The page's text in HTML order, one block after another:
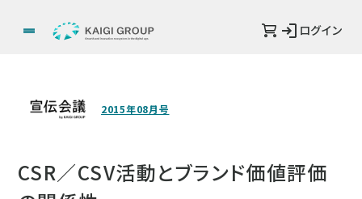
ログイン
2015年08月号
CSR／CSV活動とブランド価値評価